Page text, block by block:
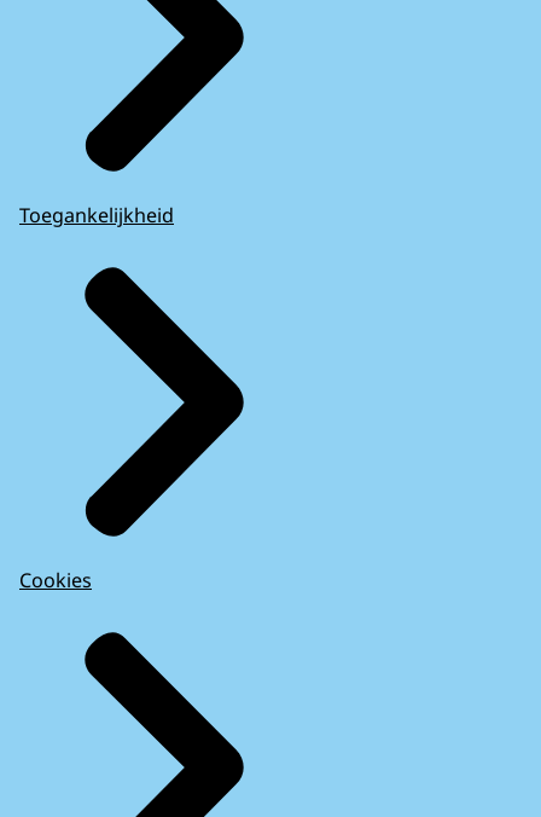
Toegankelijkheid
Cookies